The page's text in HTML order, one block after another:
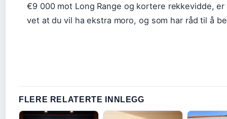
€9 000 mot Long Range og kortere rekkevidde,
vet at du vil ha ekstra moro, og som har råd til å
FLERE RELATERTE INNLEGG